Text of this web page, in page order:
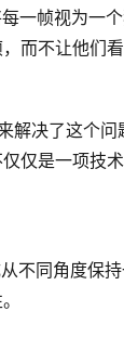
一帧视为一
而不让他
决了这个
仅是一项技
不同角度保